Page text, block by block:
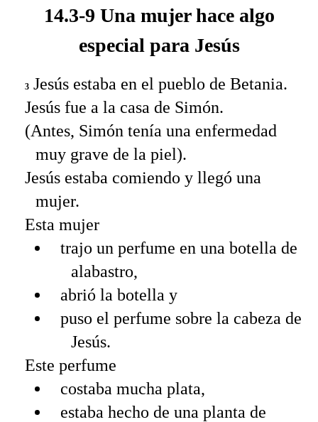
14.3-9 Una mujer hace algo
especial para Jesús
3 Jesús estaba en el pueblo de Betania.
Jesús fue a la casa de Simón.
(Antes, Simón tenía una enfermedad
muy grave de la piel).
Jesús estaba comiendo y llegó una
mujer.
Esta mujer
trajo un perfume en una botella de
alabastro,
abrió la botella y
puso el perfume sobre la cabeza de
Jesús.
Este perfume
costaba mucha plata,
estaba hecho de una planta de